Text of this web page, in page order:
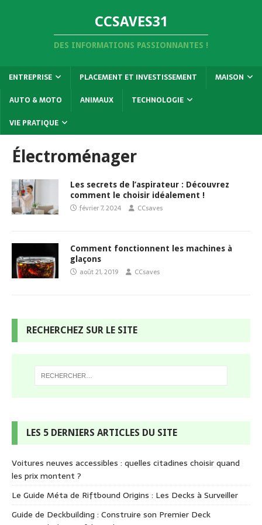
CCSAVES31
DES INFORMATIONS PASSIONNANTES !
ENTREPRISE PLACEMENT ET INVESTISSEMENT
MAISON
AUTO & MOTO
ANIMAUX
TECHNOLOGIE
VIE PRATIQUE
Électroménager
Les secrets de l’aspirateur : Découvrez
comment le choisir idéalement !
février 7, 2024 CCsaves
Comment fonctionnent les machines à
glaçons
août 21, 2019 CCsaves
RECHERCHEZ SUR LE SITE
LES 5 DERNIERS ARTICLES DU SITE
Voitures neuves accessibles : quelles citadines choisir quand
les prix montent ?
Le Guide Méta de Riftbound Origins : Les Decks à Surveiller
Guide de Deckbuilding : Construire son Premier Deck